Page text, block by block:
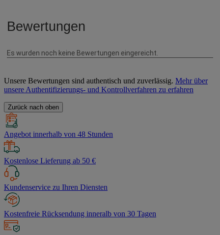
Unsere Bewertungen sind authentisch und zuverlässig. Mehr über
unsere Authentifizierungs- und Kontrollverfahren zu erfahren
Zurück nach oben
Angebot innerhalb von 48 Stunden
Kostenlose Lieferung ab 50 €
Kundenservice zu Ihren Diensten
Kostenfreie Rücksendung inneralb von 30 Tagen